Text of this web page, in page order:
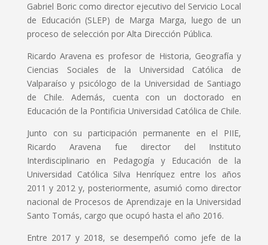
Gabriel Boric como director ejecutivo del Servicio Local
de Educación (SLEP) de Marga Marga, luego de un
proceso de selección por Alta Dirección Pública.
Ricardo Aravena es profesor de Historia, Geografía y
Ciencias Sociales de la Universidad Católica de
Valparaíso y psicólogo de la Universidad de Santiago
de Chile. Además, cuenta con un doctorado en
Educación de la Pontificia Universidad Católica de Chile.
Junto con su participación permanente en el PIIE,
Ricardo Aravena fue director del Instituto
Interdisciplinario en Pedagogía y Educación de la
Universidad Católica Silva Henríquez entre los años
2011 y 2012 y, posteriormente, asumió como director
nacional de Procesos de Aprendizaje en la Universidad
Santo Tomás, cargo que ocupó hasta el año 2016.
Entre 2017 y 2018, se desempeñó como jefe de la